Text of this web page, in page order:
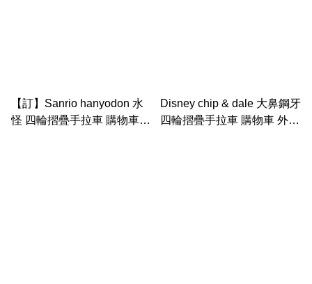
【訂】Sanrio hanyodon 水
怪 四輪摺疊手拉車 購物車
Disney chip & dale 大鼻鋼牙
四輪摺疊手拉車 購物車 外出